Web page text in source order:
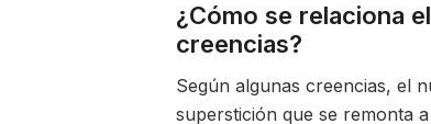
¿Cómo se relaciona
creencias?
Según algunas creencias, el
superstición que se remonta